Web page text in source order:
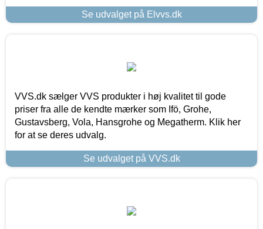
Se udvalget på Elvvs.dk
VVS.dk sælger VVS produkter i høj kvalitet til gode
priser fra alle de kendte mærker som Ifö, Grohe,
Gustavsberg, Vola, Hansgrohe og Megatherm. Klik her
for at se deres udvalg.
Se udvalget på VVS.dk